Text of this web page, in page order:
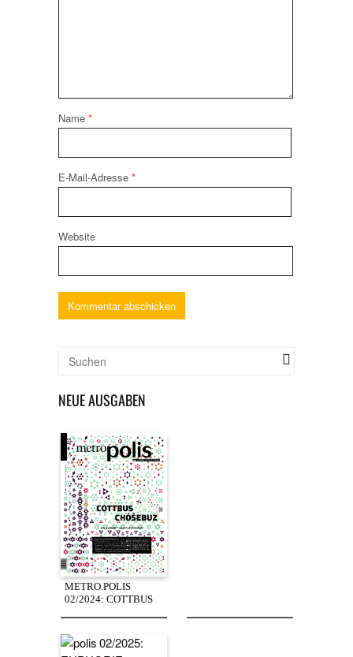
Name *
E-Mail-Adresse *
Website
NEUE AUSGABEN
METRO.POLIS
02/2024: COTTBUS